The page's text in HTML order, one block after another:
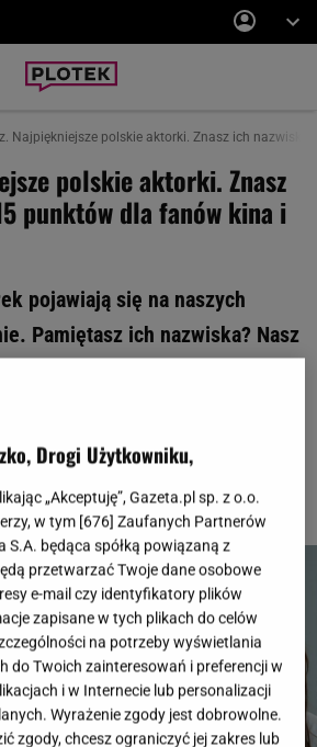
Najpiękniejsze polskie aktorki. Znasz ich
polskie aktorki. Znasz
punktów dla fanów kina i
pojawiają się na naszych
Pamiętasz ich nazwiska? Nasz
i seriali mogą liczyć na
Drogi Użytkowniku,
„Akceptuję”, Gazeta.pl sp. z o.o.
w tym [676] Zaufanych Partnerów
S.A. będąca spółką powiązaną z
przetwarzać Twoje dane osobowe
e-mail czy identyfikatory plików
zapisane w tych plikach do celów
na potrzeby wyświetlania
do Twoich zainteresowań i preferencji w
i w Internecie lub personalizacji
Wyrażenie zgody jest dobrowolne.
zgody, chcesz ograniczyć jej zakres lub